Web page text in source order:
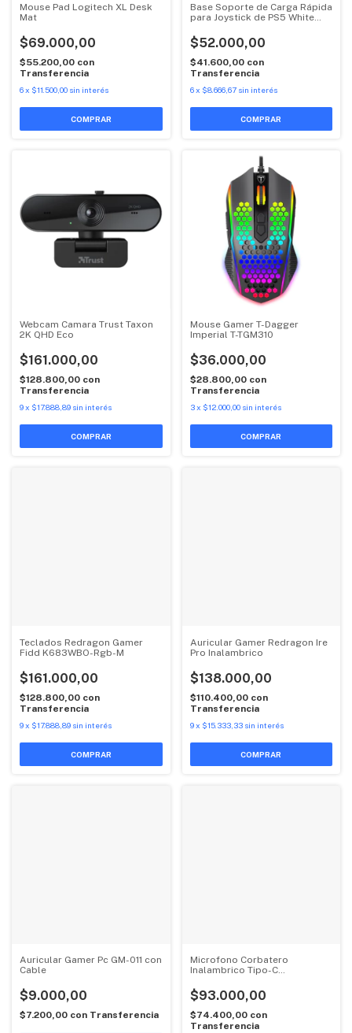
Mouse Pad Logitech XL Desk
Mat
$69.000,00
$55.200,00 con
Transferencia
6x $11.500,00 sin interés
COMPRAR
Base Soporte de Carga Rápida
para Joystick de PS5 White
$52.000,00
$41.600,00 con
Transferencia
6 x $8.666,67 sin interés
COMPRAR
Webcam Camara Trust Taxon
2K QHD Eco
$161.000,00
$128.800,00 con
Transferencia
9x $17.888,89 sin interés
Mouse Gamer T-Dagger
Imperial T-TGM310
$36.000,00
$28.800,00 con
Transferencia
3 x $12.000,00 sin interés
Teclados Redragon Gamer
Fidd K683WBO-Rgb-M
$161.000,00
$128.800,00 con
Transferencia
9x $17.888,89 sin interés
Auricular Gamer Redragon Ire
Pro Inalambrico
$138.000,00
$110.400,00 con
Transferencia
9 x $15.333,33 sin interés
COMPRAR
Auricular Gamer Pc GM-011 con
Cable
$9.000,00
$7.200,00 con Transferencia
Microfono Corbatero
Inalambrico Tipo-C
$93.000,00
$74.400,00 con
Transferencia